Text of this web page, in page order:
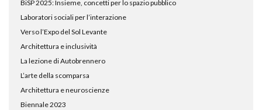
BiSP 2025: Insieme, concetti per lo spazio pubblico
Laboratori sociali per l’interazione
Verso l’Expo del Sol Levante
Architettura e inclusività
La lezione di Autobrennero
L’arte della scomparsa
Architettura e neuroscienze
Biennale 2023